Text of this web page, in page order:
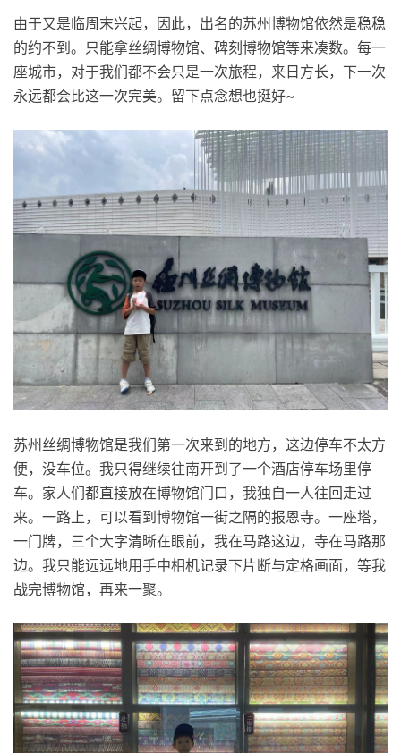
由于又是临周末兴起，因此，出名的苏州博物馆依然是稳稳
的约不到。只能拿丝绸博物馆、碑刻博物馆等来凑数。每一
座城市，对于我们都不会只是一次旅程，来日方长，下一次
永远都会比这一次完美。留下点念想也挺好~
苏州丝绸博物馆是我们第一次来到的地方，这边停车不太方
便，没车位。我只得继续往南开到了一个酒店停车场里停
车。家人们都直接放在博物馆门口，我独自一人往回走过
来。一路上，可以看到博物馆一街之隔的报恩寺。一座塔，
一门牌，三个大字清晰在眼前，我在马路这边，寺在马路那
边。我只能远远地用手中相机记录下片断与定格画面，等我
战完博物馆，再来一聚。